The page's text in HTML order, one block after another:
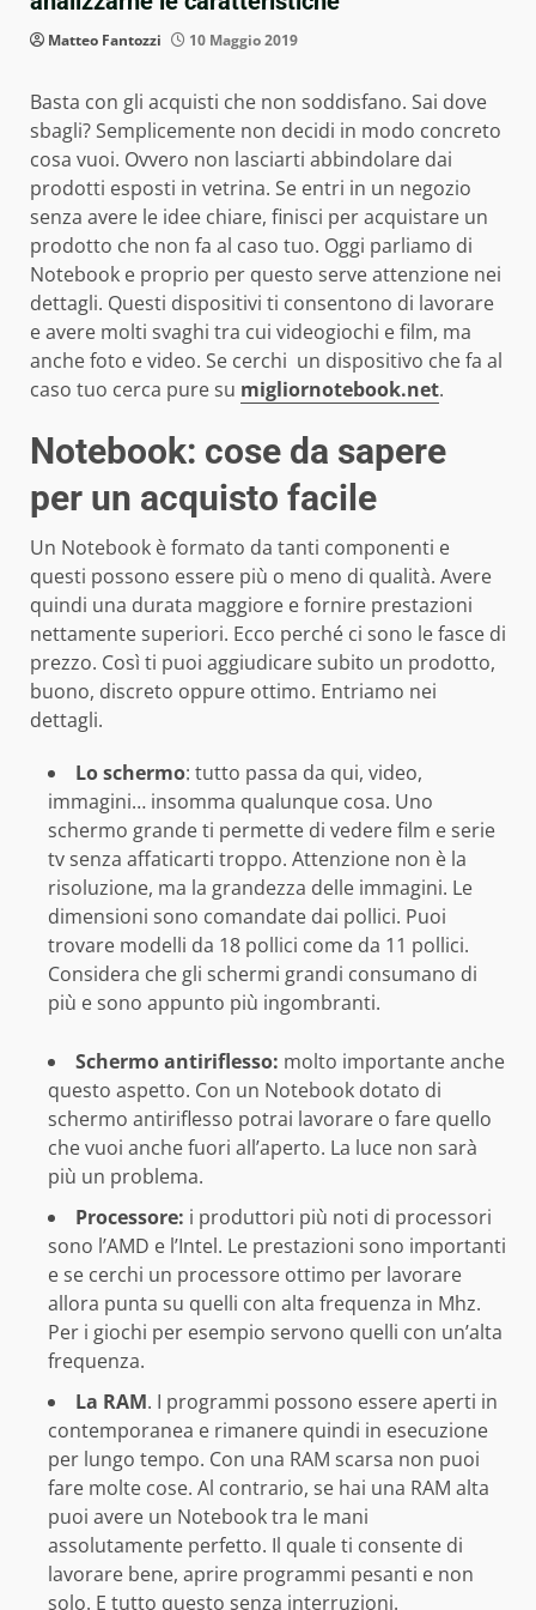
Matteo Fantozzi 10 Maggio 2019
Basta con gli acquisti che non soddisfano. Sai dove
sbagli? Semplicemente non decidi in modo concreto
cosa vuoi. Ovvero non lasciarti abbindolare dai
prodotti esposti in vetrina. Se entri in un negozio
senza avere le idee chiare, finisci per acquistare un
prodotto che non fa al caso tuo. Oggi parliamo di
Notebook e proprio per questo serve attenzione nei
dettagli. Questi dispositivi ti consentono di lavorare
e avere molti svaghi tra cui videogiochi e film, ma
anche foto e video. Se cerchi un dispositivo che fa al
caso tuo cerca pure su migliornotebook.net.
Notebook: cose da sapere
per un acquisto facile
Un Notebook è formato da tanti componenti e
questi possono essere più o meno di qualità. Avere
quindi una durata maggiore e fornire prestazioni
nettamente superiori. Ecco perché ci sono le fasce di
prezzo. Così ti puoi aggiudicare subito un prodotto,
buono, discreto oppure ottimo. Entriamo nei
dettagli.
Lo schermo: tutto passa da qui, video,
immagini… insomma qualunque cosa. Uno
schermo grande ti permette di vedere film e serie
tv senza affaticarti troppo. Attenzione non è la
risoluzione, ma la grandezza delle immagini. Le
dimensioni sono comandate dai pollici. Puoi
trovare modelli da 18 pollici come da 11 pollici.
Considera che gli schermi grandi consumano di
più e sono appunto più ingombranti.
Schermo antiriflesso: molto importante anche
questo aspetto. Con un Notebook dotato di
schermo antiriflesso potrai lavorare o fare quello
che vuoi anche fuori all’aperto. La luce non sarà
più un problema.
Processore: i produttori più noti di processori
sono l’AMD e l’Intel. Le prestazioni sono importanti
e se cerchi un processore ottimo per lavorare
allora punta su quelli con alta frequenza in Mhz.
Per i giochi per esempio servono quelli con un’alta
frequenza.
La RAM. I programmi possono essere aperti in
contemporanea e rimanere quindi in esecuzione
per lungo tempo. Con una RAM scarsa non puoi
fare molte cose. Al contrario, se hai una RAM alta
puoi avere un Notebook tra le mani
assolutamente perfetto. Il quale ti consente di
lavorare bene, aprire programmi pesanti e non
solo. E tutto questo senza interruzioni.